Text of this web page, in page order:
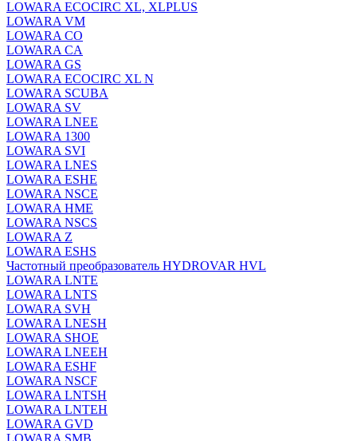
LOWARA ECOCIRC XL, XLPLUS
LOWARA VM
LOWARA CO
LOWARA CA
LOWARA GS
LOWARA ECOCIRC XL N
LOWARA SCUBA
LOWARA SV
LOWARA LNEE
LOWARA 1300
LOWARA SVI
LOWARA LNES
LOWARA ESHE
LOWARA NSCE
LOWARA HME
LOWARA NSCS
LOWARA Z
LOWARA ESHS
Частотный преобразователь HYDROVAR HVL
LOWARA LNTE
LOWARA LNTS
LOWARA SVH
LOWARA LNESH
LOWARA SHOE
LOWARA LNEEH
LOWARA ESHF
LOWARA NSCF
LOWARA LNTSH
LOWARA LNTEH
LOWARA GVD
LOWARA SMB